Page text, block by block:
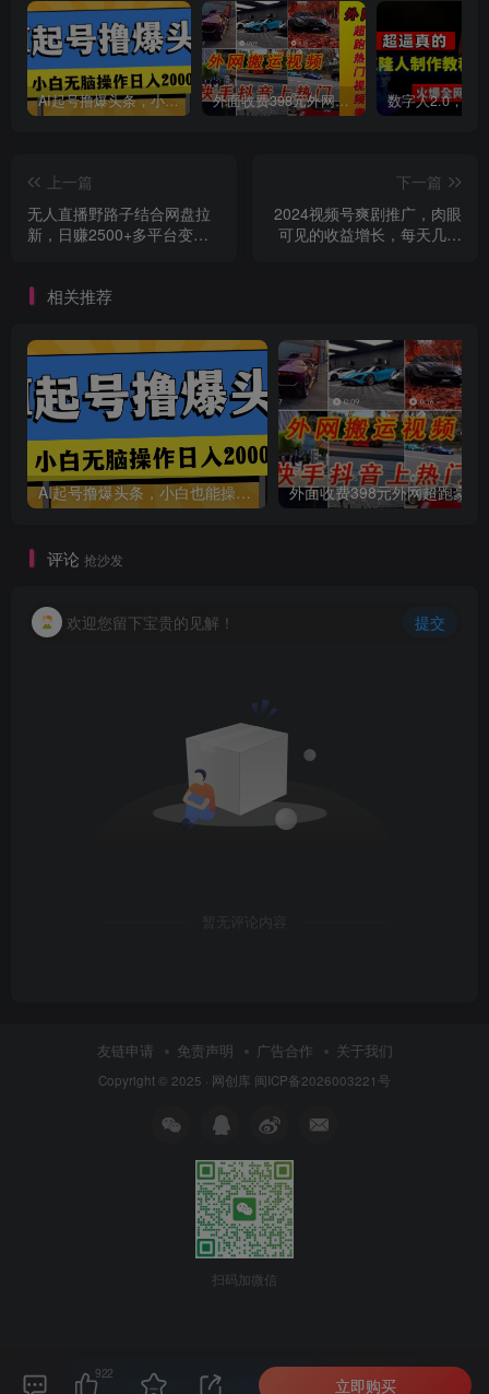
AI起号撸爆头条，小白也能操作，日入2000+ 外面收费398元外网超跑豪车汽车视频搬运至快手抖音上热门项目
上一篇
无人直播野路子结合网盘拉
新，日赚2500+多平台变
下一篇
2024视频号爽剧推广，肉眼
可见的收益增长，每天几分
相关推荐
AI起号撸爆头条，小白也能操作，日入2000+
评论 抢沙发
欢迎您留下宝贵的见解！ 提交
暂无评论内容
友链申请 免责声明 广告合作 关于我们
Copyright © 2025 · 网创库 闽ICP备2026003221号
扫码加微信
922
立即购买
本站主题由Zibll子比主题强力驱动 联系作者